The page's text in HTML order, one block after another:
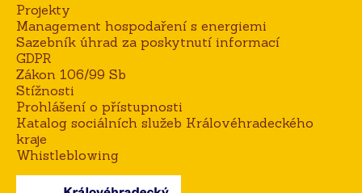
Projekty
Management hospodaření s energiemi
Sazebník úhrad za poskytnutí informací
GDPR
Zákon 106/99 Sb
Stížnosti
Prohlášení o přístupnosti
Katalog sociálních služeb Královéhradeckého
kraje
Whistleblowing